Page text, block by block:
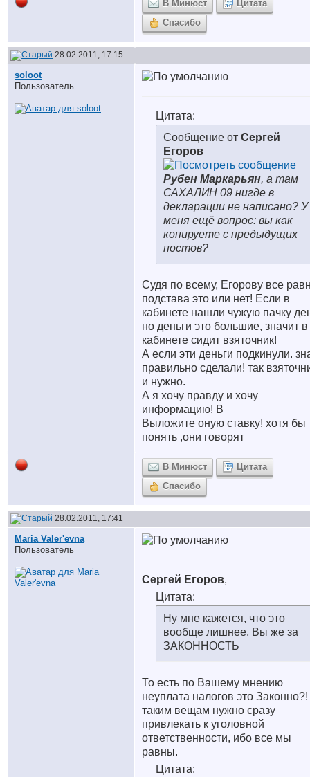
В Минюст
Цитата
Спасибо
28.02.2011, 17:15
soloot
Пользователь
Цитата:
Сообщение от Сергей
Егоров
Рубен Маркарьян, а там
САХАЛИН 09 нигде в
декларации не написано? У
меня ещё вопрос: вы как
копируете с предыдущих
постов?
Судя по всему, Егорову все
подстава это или нет! Если в
кабинете нашли чужую пачку
но деньги это большие, значит в
кабинете сидит взяточник!
А если эти деньги подкинули.
правильно сделали! так
и нужно.
А я хочу правду и хочу
информацию! В
Выложите оную ставку! хотя бы
понять ,они говорят
В Минюст
Цитата
Спасибо
28.02.2011, 17:41
Maria Valer'evna
Пользователь
Сергей Егоров,
Цитата:
Ну мне кажется, что это
вообще лишнее, Вы же за
ЗАКОННОСТЬ
То есть по Вашему мнению
неуплата налогов это
таким вещам нужно сразу
привлекать к уголовной
ответственности, ибо все мы
равны.
Цитата: